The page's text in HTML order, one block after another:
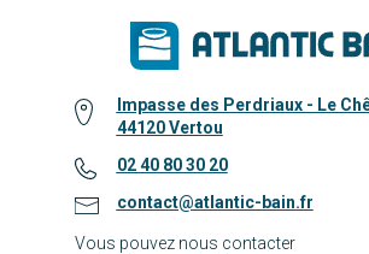
Impasse des Perdriaux - Le
44120 Vertou
02 40 80 30 20
contact@atlantic-bain.fr
Vous pouvez nous contacter